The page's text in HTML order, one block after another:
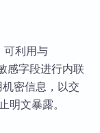
利用与
感字段进行内联
机密信息，以交
明文暴露。